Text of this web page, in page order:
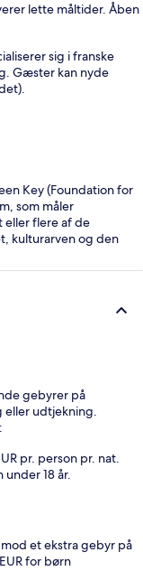
lette måltider. Åben
sig i franske
Gæster kan nyde
Key (Foundation for
som måler
eller flere af de
kulturarven og den
gebyrer på
eller udtjekning.
pr. person pr. nat.
18 år.
et ekstra gebyr på
for børn